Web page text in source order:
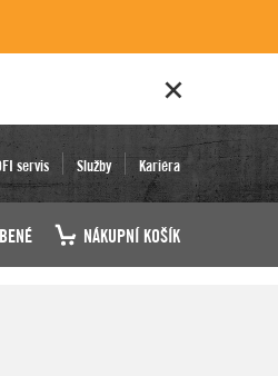
servis Služby Kariéra
NÁKUPNÍ KOŠÍK